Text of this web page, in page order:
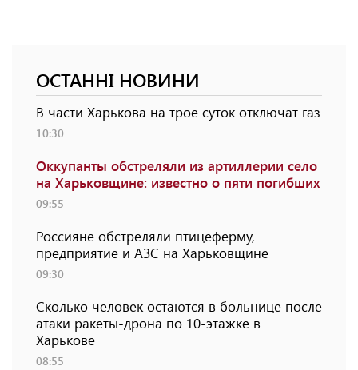
ОСТАННІ НОВИНИ
В части Харькова на трое суток отключат газ
10:30
Оккупанты обстреляли из артиллерии село
на Харьковщине: известно о пяти погибших
09:55
Россияне обстреляли птицеферму,
предприятие и АЗС на Харьковщине
09:30
Сколько человек остаются в больнице после
атаки ракеты-дрона по 10-этажке в
Харькове
08:55